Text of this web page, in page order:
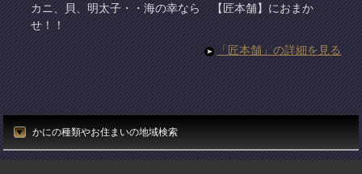
カニ、貝、明太子・・海の幸なら 【匠本舗】におまか
せ！！
「匠本舗」の詳細を見る
かにの種類やお住まいの地域検索